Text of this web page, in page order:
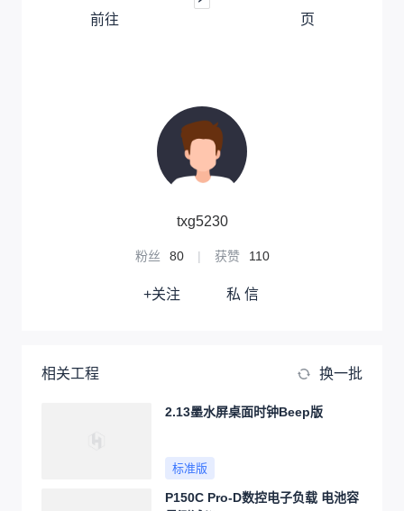
前往 页
txg5230
粉丝 80 | 获赞 110
+关注 私 信
相关工程 换一批
2.13墨水屏桌面时钟Beep版
标准版
P150C Pro-D数控电子负载 电池容